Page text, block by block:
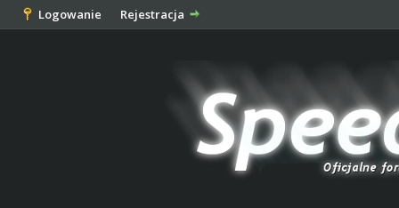
Logowanie Rejestracja